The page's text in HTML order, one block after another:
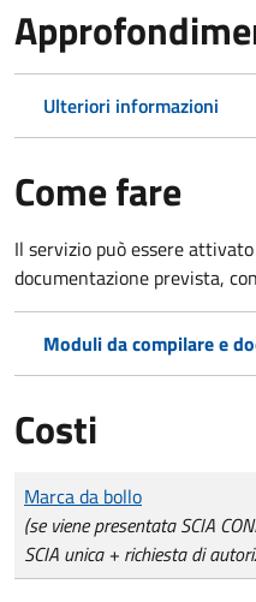
Ulteriori informazioni
Come fare
Il servizio può essere
documentazione prevista,
Moduli da compilare e
Costi
Tipo di pagamento
Importo
Marca da bollo
(se viene presentata SCIA
SCIA unica + richiesta di